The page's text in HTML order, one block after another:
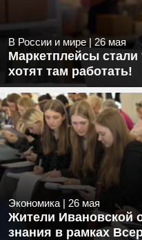
В России и мире | 26 мая
Маркетплейсы
хотят там работать!
Экономика | 26 мая
Жители Ивановской
знания в рамках